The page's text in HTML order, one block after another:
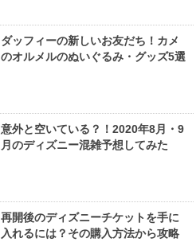
ダッフィーの新しいお友だち！カメ
のオルメルのぬいぐるみ・グッズ5選
意外と空いている？！2020年8月・9
月のディズニー混雑予想してみた
再開後のディズニーチケットを手に
入れるには？その購入方法から攻略